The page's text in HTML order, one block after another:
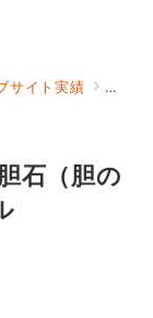
サイト実績 北み
石（胆の